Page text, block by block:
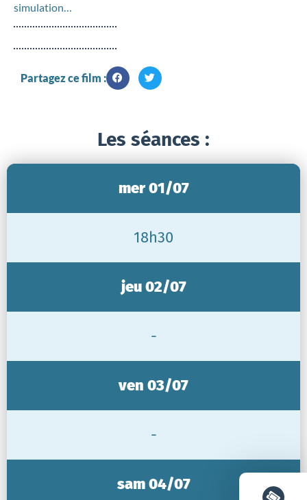
simulation…
Partagez ce film :
Les séances :
mer 01/07
18h30
jeu 02/07
-
ven 03/07
-
sam 04/07